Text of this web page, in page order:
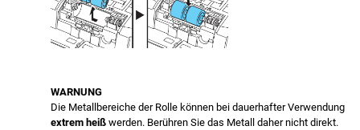
WARNUNG
Die Metallbereiche der Rolle können bei dauerhafter Verwendung
extrem heiß werden. Berühren Sie das Metall daher nicht direkt.